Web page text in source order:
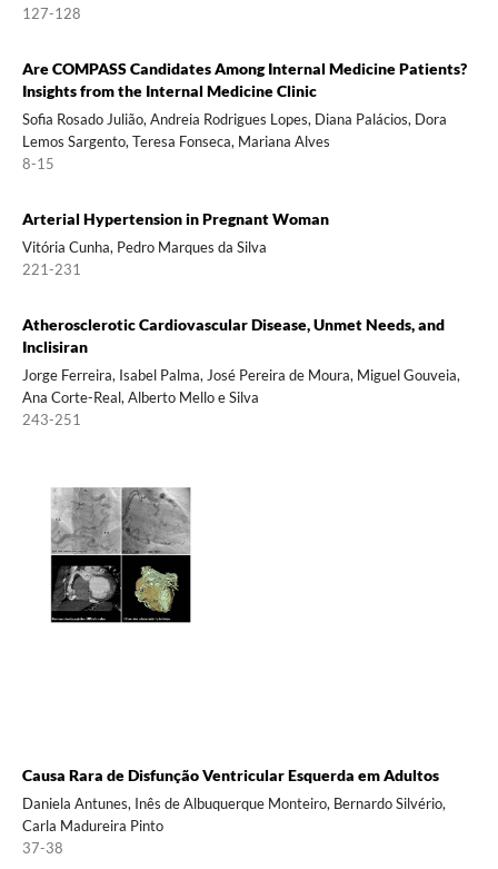
127-128
Are COMPASS Candidates Among Internal Medicine Patients?
Insights from the Internal Medicine Clinic
Sofia Rosado Julião, Andreia Rodrigues Lopes, Diana Palácios, Dora
Lemos Sargento, Teresa Fonseca, Mariana Alves
8-15
Arterial Hypertension in Pregnant Woman
Vitória Cunha, Pedro Marques da Silva
221-231
Atherosclerotic Cardiovascular Disease, Unmet Needs, and
Inclisiran
Jorge Ferreira, Isabel Palma, José Pereira de Moura, Miguel Gouveia,
Ana Corte-Real, Alberto Mello e Silva
243-251
Causa Rara de Disfunção Ventricular Esquerda em Adultos
Daniela Antunes, Inês de Albuquerque Monteiro, Bernardo Silvério,
Carla Madureira Pinto
37-38